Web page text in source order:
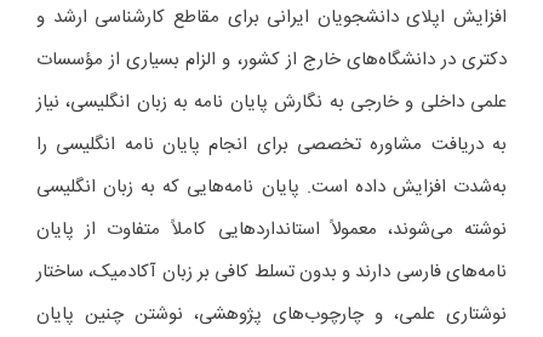
افزایش اپلای دانشجویان ایرانی برای مقاطع کارشناسی ارشد و
دکتری در دانشگاه‌های خارج از کشور، و الزام بسیاری از مؤسسات
علمی داخلی و خارجی به نگارش پایان نامه به زبان انگلیسی، نیاز
به دریافت مشاوره تخصصی برای انجام پایان نامه انگلیسی را
به‌شدت افزایش داده است. پایان نامه‌هایی که به زبان انگلیسی
نوشته می‌شوند، معمولاً استانداردهایی کاملاً متفاوت از پایان
نامه‌های فارسی دارند و بدون تسلط کافی بر زبان آکادمیک، ساختار
نوشتاری علمی، و چارچوب‌های پژوهشی، نوشتن چنین پایان